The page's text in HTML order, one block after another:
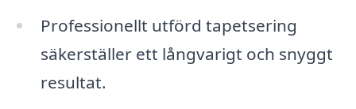
Professionellt utförd tapetsering
säkerställer ett långvarigt och snyggt
resultat.